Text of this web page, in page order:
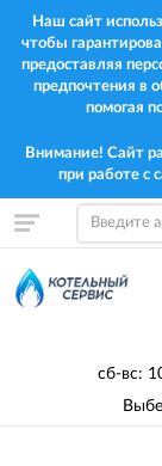
Наш сайт
чтобы
предоставляя
предпочтения в
помогая
Внимание! Сайт
при работе с
сб-вс: